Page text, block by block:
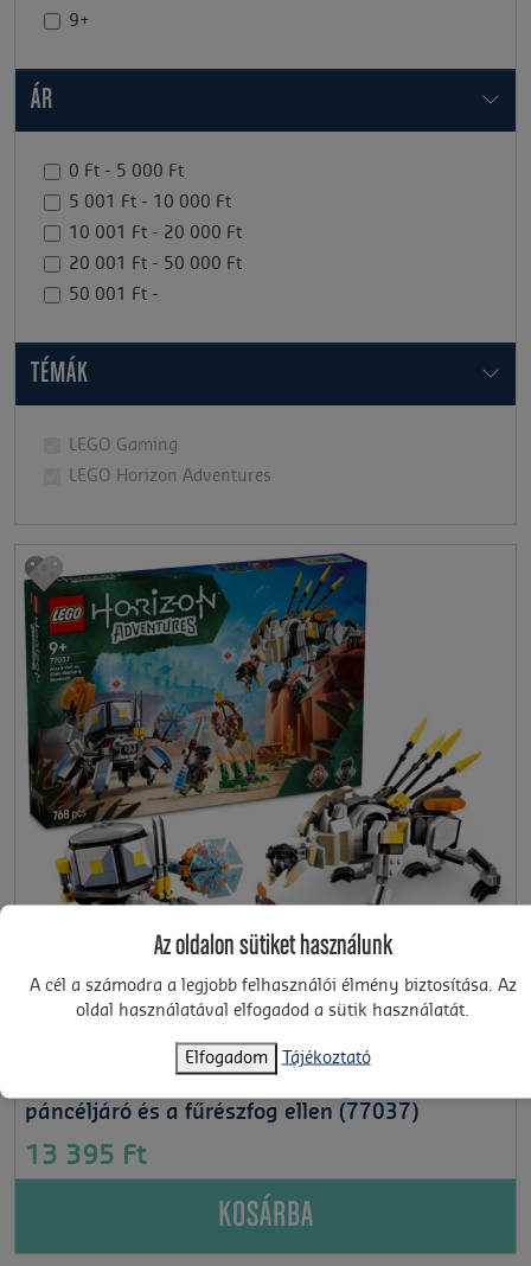
9+
ÁR
0 Ft - 5 000 Ft
5 001 Ft - 10 000 Ft
10 001 Ft - 20 000 Ft
20 001 Ft - 50 000 Ft
50 001 Ft -
TÉMÁK
LEGO Gaming
LEGO Horizon Adventures
páncéljáró és a fűrészfog ellen (77037)
13 395 Ft
KOSÁRBA
Az oldalon sütiket használunk
A cél a számodra a legjobb felhasználói élmény biztosítása. Az
oldal használatával elfogadod a sütik használatát.
Elfogadom Tájékoztató